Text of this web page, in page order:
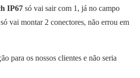
IP67 só vai sair com 1, já no campo
vai montar 2 conectores, não errou em
para os nossos clientes e não seria